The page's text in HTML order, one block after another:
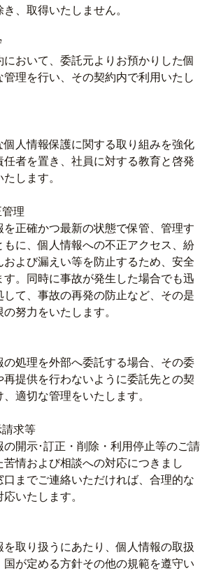
、取得いたしません。
において、委託元よりお預かりした個
管理を行い、その契約内で利用いたし
個人情報保護に関する取り組みを強化
任者を置き、社員に対する教育と啓発
します。
理
を正確かつ最新の状態で保管、管理す
もに、個人情報への不正アクセス、紛
および漏えい等を防止するため、安全
す。同時に事故が発生した場合でも迅
して、事故の再発の防止など、その是
努力をいたします。
の処理を外部へ委託する場合、その委
再提供を行わないように委託先との契
適切な管理をいたします。
求等
の開示･訂正・削除・利用停止等のご請
情および相談への対応につきまし
口までご連絡いただければ、合理的な
いたします。
を取り扱うにあたり、個人情報の取扱
国が定める方針その他の規範を遵守い